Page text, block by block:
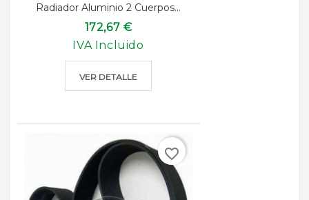
Radiador Aluminio 2 Cuerpos...
172,67 €
IVA Incluido
VER DETALLE
favorite_border